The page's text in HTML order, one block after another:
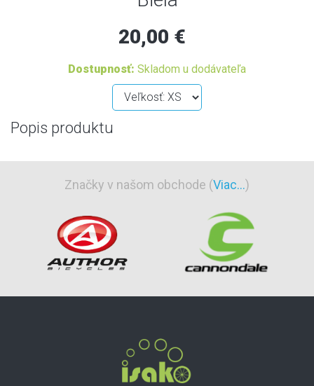
20,00 €
Dostupnosť: Skladom u dodávateľa
Popis produktu
Značky v našom obchode (Viac...)